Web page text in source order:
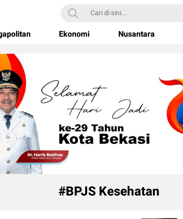
Ekonomi Nusantara
#BPJS Kesehatan